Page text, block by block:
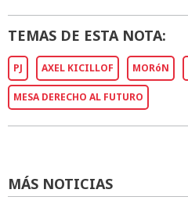
TEMAS DE ESTA NOTA:
PJ AXEL KICILLOF MORóN
MESA DERECHO AL FUTURO
MÁS NOTICIAS